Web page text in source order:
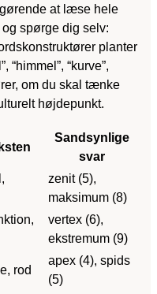
at læse hele
spørge dig selv:
planter
“himmel”, “kurve”,
om du skal tænke
højdepunkt.
Sandsynlige
svar
zenit (5),
maksimum (8)
vertex (6),
ekstremum (9)
rod
apex (4), spids
(5)